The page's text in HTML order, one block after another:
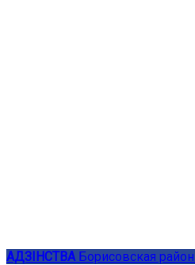
АДЗIНСТВА Борисовская